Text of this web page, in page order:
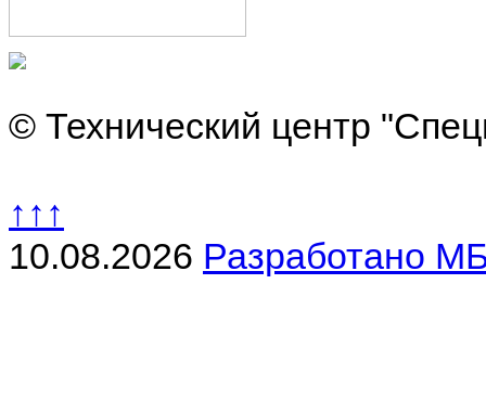
© Технический центр
↑↑↑
10.08.2026 Разработано